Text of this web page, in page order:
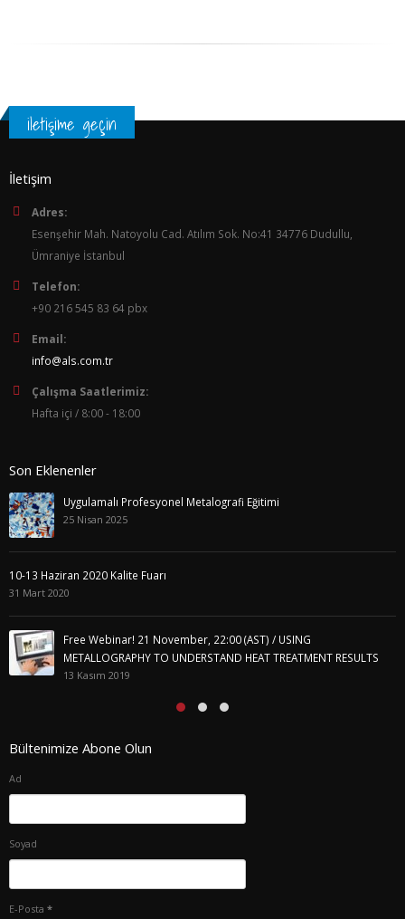
iletişime geçin
İletişim
Adres:
Esenşehir Mah. Natoyolu Cad. Atılım Sok. No:41 34776 Dudullu,
Ümraniye İstanbul
Telefon:
+90 216 545 83 64 pbx
Email:
info@als.com.tr
Çalışma Saatlerimiz:
Hafta içi / 8:00 - 18:00
Son Eklenenler
Uygulamalı Profesyonel Metalografi Eğitimi
25 Nisan 2025
10-13 Haziran 2020 Kalite Fuarı
31 Mart 2020
Free Webinar! 21 November, 22:00 (AST) / USING
METALLOGRAPHY TO UNDERSTAND HEAT TREATMENT RESULTS
13 Kasım 2019
Bültenimize Abone Olun
Ad
Soyad
E-Posta *